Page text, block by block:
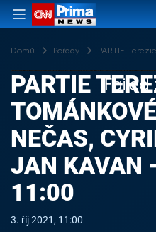
Domů Pořady PARTIE
PARTIE
NEČAS,
JAN KAVAN
11:00
3. říj 2021, 11:00